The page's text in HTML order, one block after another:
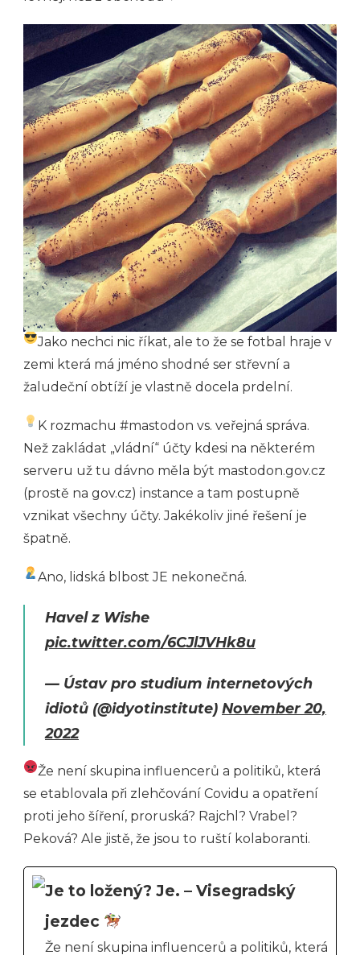
Jako nechci nic říkat, ale to že se fotbal hraje v
zemi která má jméno shodné ser střevní a
žaludeční obtíží je vlastně docela prdelní.
K rozmachu #mastodon vs. veřejná správa.
Než zakládat „vládní“ účty kdesi na některém
serveru už tu dávno měla být mastodon.gov.cz
(prostě na gov.cz) instance a tam postupně
vznikat všechny účty. Jakékoliv jiné řešení je
špatně.
Ano, lidská blbost JE nekonečná.
Havel z Wishe
pic.twitter.com/6CJlJVHk8u
— Ústav pro studium internetových
idiotů (@idyotinstitute) November 20,
2022
Že není skupina influencerů a politiků, která
se etablovala při zlehčování Covidu a opatření
proti jeho šíření, proruská? Rajchl? Vrabel?
Peková? Ale jistě, že jsou to ruští kolaboranti.
Je to ložený? Je. – Visegradský
jezdec
Že není skupina influencerů a politiků, která